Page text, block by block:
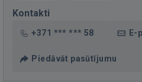
Kontakti
+371 *** *** 58 E-
Piedāvāt pasūtījumu